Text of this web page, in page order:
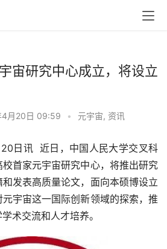
宙研究中心成立，将设立
4月20日 09:59 • 元宇宙, 资讯
日讯  近日，中国人民大学交叉科
首家元宇宙研究中心，将推出研究
发表高质量论文，面向本硕博设立
宇宙这一国际创新领域的探索，推
术交流和人才培养。